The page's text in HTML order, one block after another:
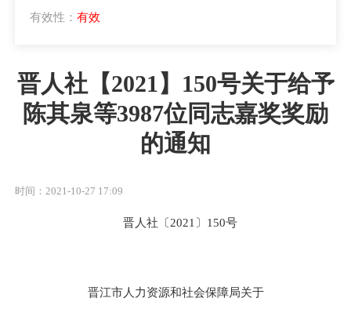
有效性： 有效
晋人社【2021】150号关于给予
陈其泉等3987位同志嘉奖奖励
的通知
时间：2021-10-27 17:09
晋人社〔2021 〕 150号
晋江市人力资源和社会保障局关于